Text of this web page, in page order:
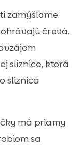
zamýšľame
črevá.
sliznice, ktorá
sliznica
má priamy
sa